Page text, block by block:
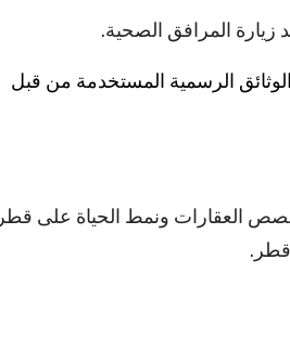
زيارة المرافق الصحية.
الوثائق الرسمية المستخدمة من قبل
وقصص العقارات ونمط الحياة على قطر
قطر.